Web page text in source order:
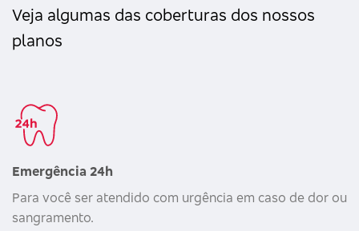
Veja algumas das coberturas dos nossos
planos
Emergência 24h
Para você ser atendido com urgência em caso de dor ou
sangramento.